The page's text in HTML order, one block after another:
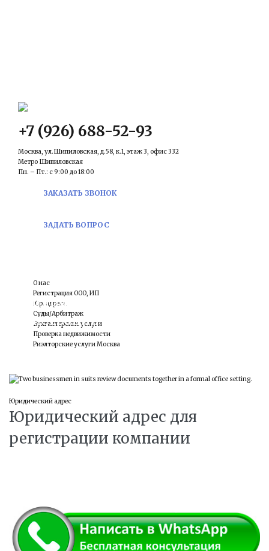
+7 (926) 688-52-93
Москва, ул.Шипиловская, д.58, к.1, этаж 3, офис 332
Метро Шипиловская
Пн. – Пт.: с 9:00 до 18:00
ЗАКАЗАТЬ ЗВОНОК
ЗАДАТЬ ВОПРОС
О нас
Регистрация ООО, ИП
Юр. адреса
Суды/Арбитраж
Бухгалтерские услуги
Проверка недвижимости
Риэлторские услуги Москва
Юридический адрес для
регистрации компании
Юридический адрес
Юридический адрес для
регистрации компании